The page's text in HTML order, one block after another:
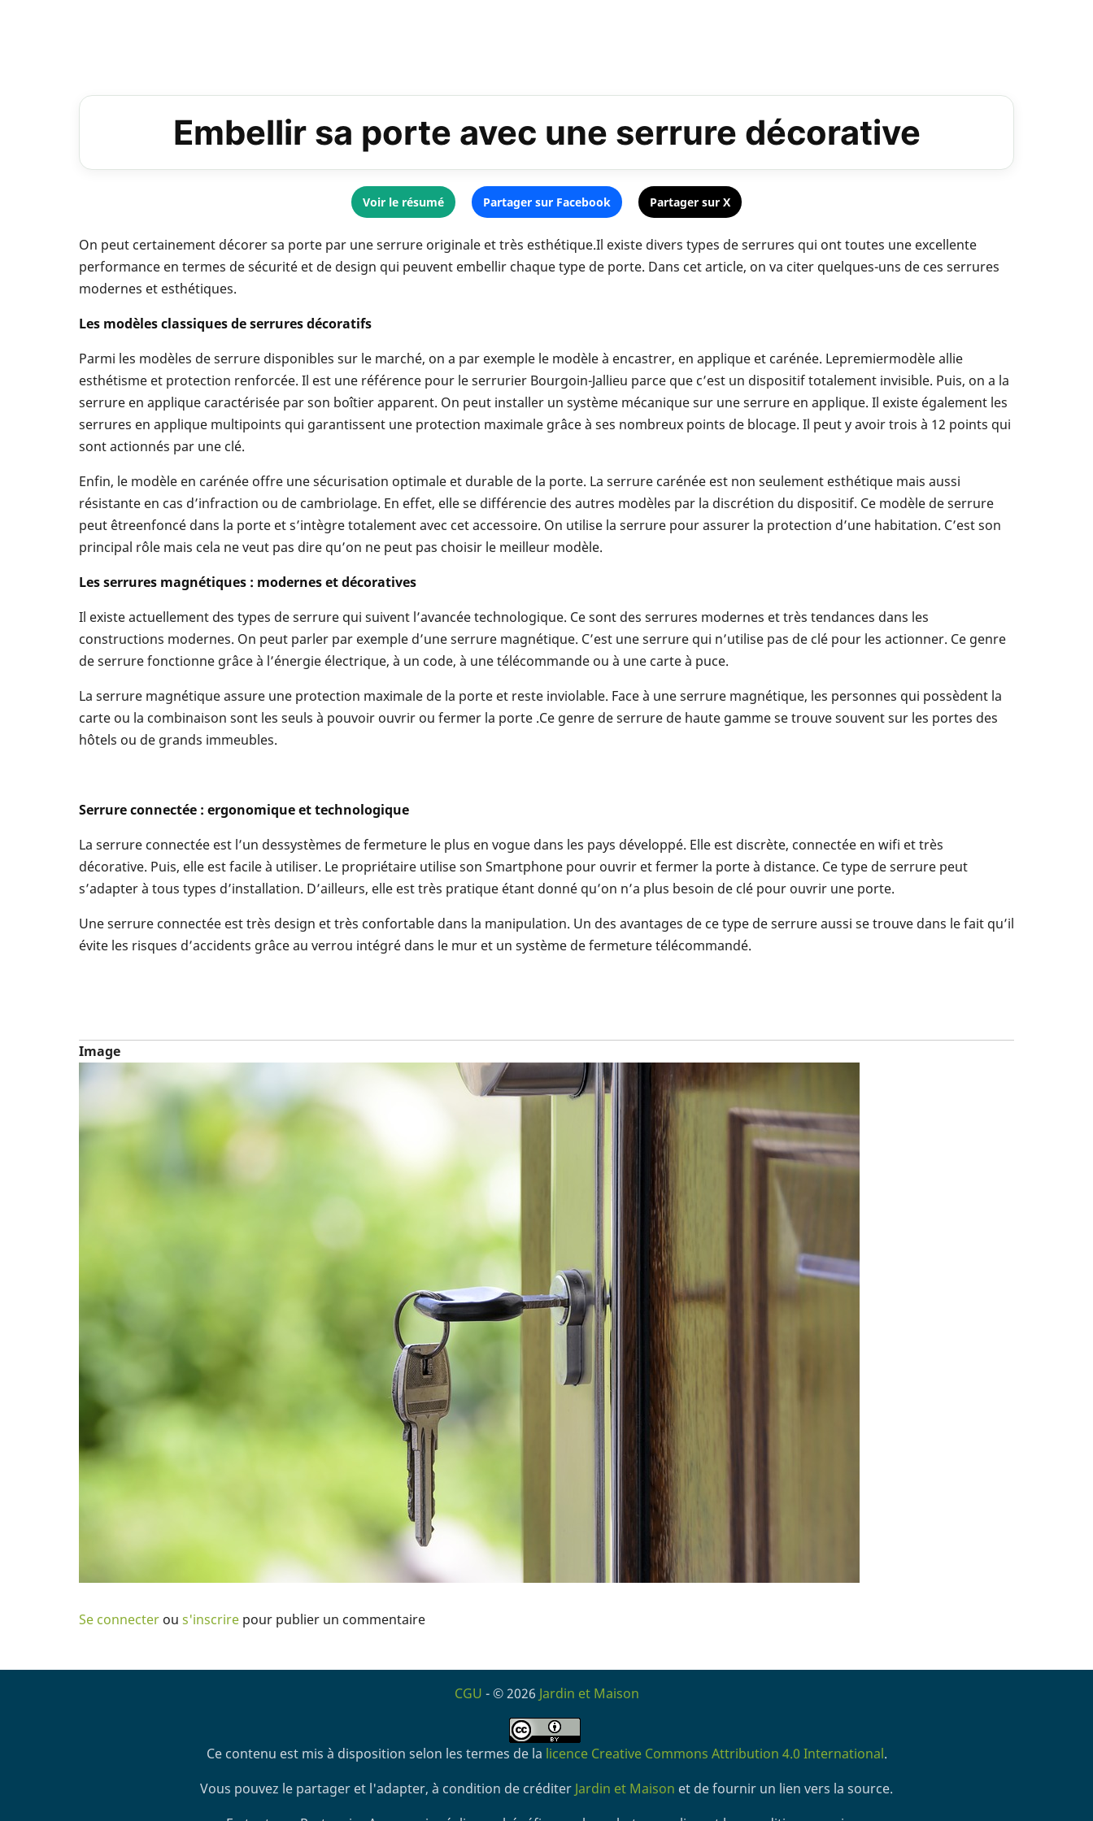
Embellir sa porte avec une serrure décorative
Voir le résumé Partager sur Facebook Partager sur X
On peut certainement décorer sa porte par une serrure originale et très esthétique.Il existe divers types de serrures qui ont toutes une excellente
performance en termes de sécurité et de design qui peuvent embellir chaque type de porte. Dans cet article, on va citer quelques-uns de ces serrures
modernes et esthétiques.
Les modèles classiques de serrures décoratifs
Parmi les modèles de serrure disponibles sur le marché, on a par exemple le modèle à encastrer, en applique et carénée. Lepremiermodèle allie
esthétisme et protection renforcée. Il est une référence pour le serrurier Bourgoin-Jallieu parce que c’est un dispositif totalement invisible. Puis, on a la
serrure en applique caractérisée par son boîtier apparent. On peut installer un système mécanique sur une serrure en applique. Il existe également les
serrures en applique multipoints qui garantissent une protection maximale grâce à ses nombreux points de blocage. Il peut y avoir trois à 12 points qui
sont actionnés par une clé.
Enfin, le modèle en carénée offre une sécurisation optimale et durable de la porte. La serrure carénée est non seulement esthétique mais aussi
résistante en cas d’infraction ou de cambriolage. En effet, elle se différencie des autres modèles par la discrétion du dispositif. Ce modèle de serrure
peut êtreenfoncé dans la porte et s’intègre totalement avec cet accessoire. On utilise la serrure pour assurer la protection d’une habitation. C’est son
principal rôle mais cela ne veut pas dire qu’on ne peut pas choisir le meilleur modèle.
Les serrures magnétiques : modernes et décoratives
Il existe actuellement des types de serrure qui suivent l’avancée technologique. Ce sont des serrures modernes et très tendances dans les
constructions modernes. On peut parler par exemple d’une serrure magnétique. C’est une serrure qui n’utilise pas de clé pour les actionner. Ce genre
de serrure fonctionne grâce à l’énergie électrique, à un code, à une télécommande ou à une carte à puce.
La serrure magnétique assure une protection maximale de la porte et reste inviolable. Face à une serrure magnétique, les personnes qui possèdent la
carte ou la combinaison sont les seuls à pouvoir ouvrir ou fermer la porte .Ce genre de serrure de haute gamme se trouve souvent sur les portes des
hôtels ou de grands immeubles.
Serrure connectée : ergonomique et technologique
La serrure connectée est l’un dessystèmes de fermeture le plus en vogue dans les pays développé. Elle est discrète, connectée en wifi et très
décorative. Puis, elle est facile à utiliser. Le propriétaire utilise son Smartphone pour ouvrir et fermer la porte à distance. Ce type de serrure peut
s’adapter à tous types d’installation. D’ailleurs, elle est très pratique étant donné qu’on n’a plus besoin de clé pour ouvrir une porte.
Une serrure connectée est très design et très confortable dans la manipulation. Un des avantages de ce type de serrure aussi se trouve dans le fait qu’il
évite les risques d’accidents grâce au verrou intégré dans le mur et un système de fermeture télécommandé.
Image
Se connecter ou s'inscrire pour publier un commentaire
CGU - © 2026 Jardin et Maison
Ce contenu est mis à disposition selon les termes de la licence Creative Commons Attribution 4.0 International.
Vous pouvez le partager et l'adapter, à condition de créditer Jardin et Maison et de fournir un lien vers la source.